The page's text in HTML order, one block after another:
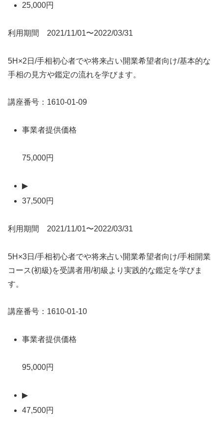
25,000円
利用期間 2021/11/01〜2022/03/31
5H×2日/手相初心者でや将来占い開業希望者向け/基本的な
手相の見方や鑑定の流れを学びます。
講座番号：1610-01-09
事業者提供価格
75,000円
▶
37,500円
利用期間 2021/11/01〜2022/03/31
5H×3日/手相初心者でや将来占い開業希望者向け/手相開業
コース(初級)を受講者用/初級より実践的な鑑定を学びま
す。
講座番号：1610-01-10
事業者提供価格
95,000円
▶
47,500円